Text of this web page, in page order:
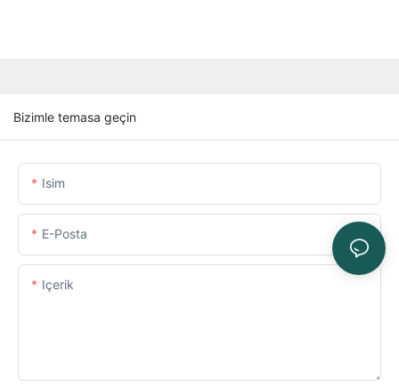
Bizimle temasa geçin
Isim
E-Posta
Içerik